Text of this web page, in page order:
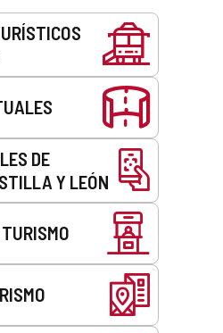
DE
Y LEÓN